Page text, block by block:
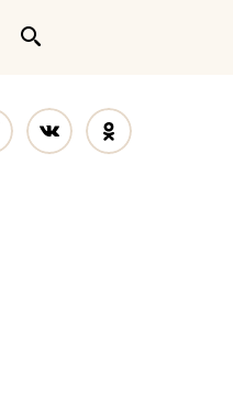
ТелеграмВконтакте